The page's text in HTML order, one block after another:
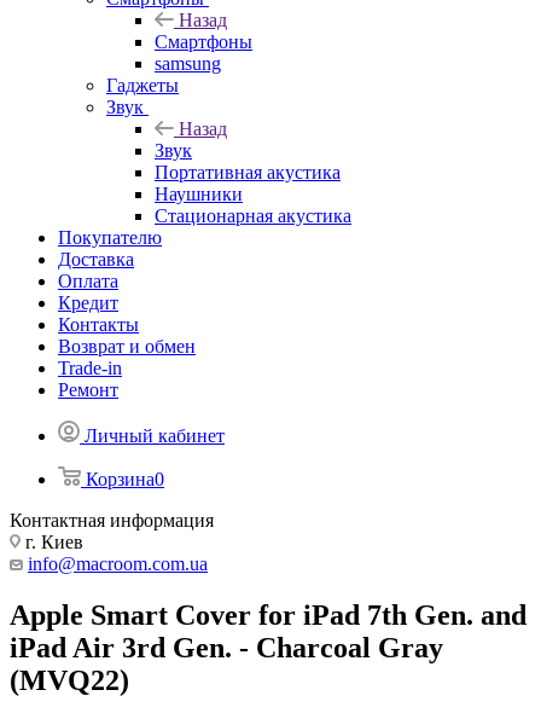
Назад
Смартфоны
samsung
Гаджеты
Звук
Назад
Звук
Портативная акустика
Наушники
Стационарная акустика
Покупателю
Доставка
Оплата
Кредит
Контакты
Возврат и обмен
Trade-in
Ремонт
Личный кабинет
Корзина0
Контактная информация
г. Киев
info@macroom.com.ua
Apple Smart Cover for iPad 7th Gen. and
iPad Air 3rd Gen. - Charcoal Gray
(MVQ22)